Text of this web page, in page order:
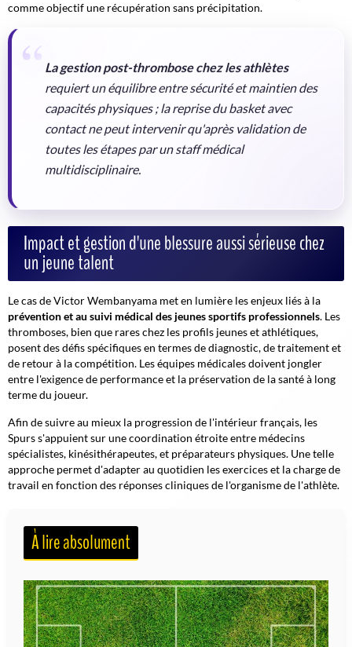
comme objectif une récupération sans précipitation.
La gestion post-thrombose chez les athlètes
requiert un équilibre entre sécurité et maintien des
capacités physiques ; la reprise du basket avec
contact ne peut intervenir qu'après validation de
toutes les étapes par un staff médical
multidisciplinaire.
Impact et gestion d'une blessure aussi sérieuse chez
un jeune talent
Le cas de Victor Wembanyama met en lumière les enjeux liés à la
prévention et au suivi médical des jeunes sportifs professionnels. Les
thromboses, bien que rares chez les profils jeunes et athlétiques,
posent des défis spécifiques en termes de diagnostic, de traitement et
de retour à la compétition. Les équipes médicales doivent jongler
entre l'exigence de performance et la préservation de la santé à long
terme du joueur.
Afin de suivre au mieux la progression de l'intérieur français, les
Spurs s'appuient sur une coordination étroite entre médecins
spécialistes, kinésithérapeutes, et préparateurs physiques. Une telle
approche permet d'adapter au quotidien les exercices et la charge de
travail en fonction des réponses cliniques de l'organisme de l'athlète.
À lire absolument